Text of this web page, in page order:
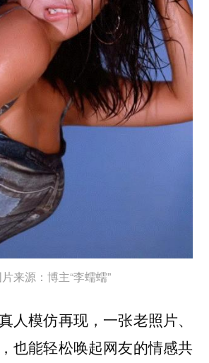
来源：博主“李蠕蠕”
人模仿再现，一张老照片、
也能轻松唤起网友的情感共